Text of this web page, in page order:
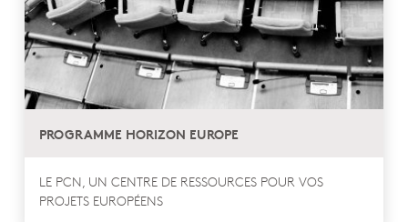
PROGRAMME HORIZON EUROPE
LE PCN, UN CENTRE DE RESSOURCES POUR VOS
PROJETS EUROPÉENS